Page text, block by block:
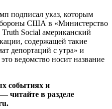
подписал указ, которым
США в «Министерство
Social американский
содержащей такие
депортаций с утра» и
ведомство носит название
событиях и
читайте в разделе